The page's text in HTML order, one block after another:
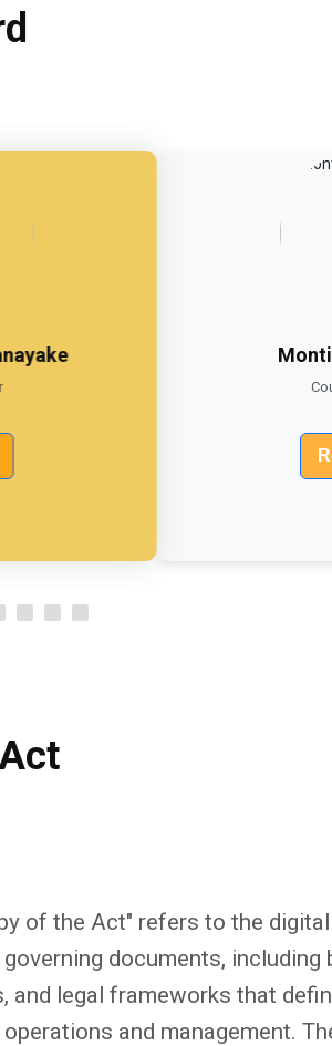
Montini
Council
Read
of the Act" refers to the
documents, including
and legal frameworks that
and management.